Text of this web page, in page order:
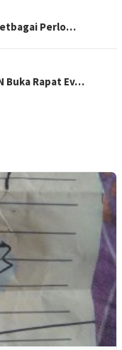
Perlo…
Buka Rapat Ev…